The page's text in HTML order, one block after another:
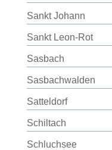
Sankt Johann
Sankt Leon-Rot
Sasbach
Sasbachwalden
Satteldorf
Schiltach
Schluchsee